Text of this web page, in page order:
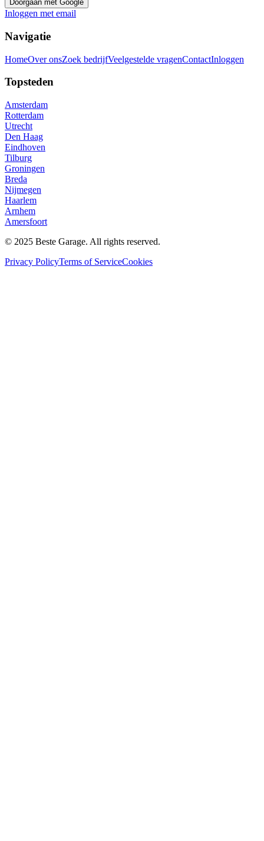
Doorgaan met Google
Inloggen met email
Navigatie
HomeOver onsZoek bedrijfVeelgestelde vragenContactInloggen
Topsteden
Amsterdam
Rotterdam
Utrecht
Den Haag
Eindhoven
Tilburg
Groningen
Breda
Nijmegen
Haarlem
Arnhem
Amersfoort
© 2025 Beste Garage. All rights reserved.
Privacy PolicyTerms of ServiceCookies